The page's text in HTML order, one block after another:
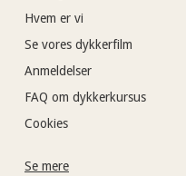
Hvem er vi
Se vores dykkerfilm
Anmeldelser
FAQ om dykkerkursus
Cookies
Se mere